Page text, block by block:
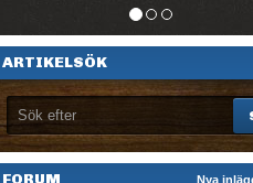
ARTIKELSÖK
Nya
FORUM